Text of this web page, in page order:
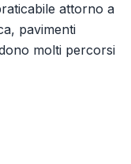
attorno a
pavimenti
molti percorsi